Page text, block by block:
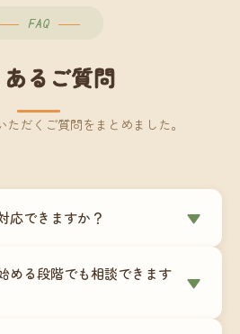
FAQ
あるご質問
だくご質問をまとめました。
応できますか？ ▼
を使ったオンラインでのやり取
、地域を問わずサポート可能で
める段階でも相談できます
▼